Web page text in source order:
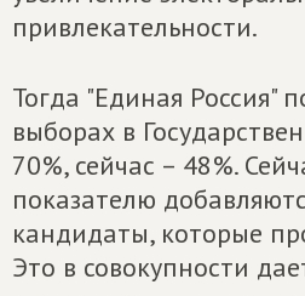
привлекательности.
Тогда "Единая Россия"
выборах в
70%, сейчас – 48%.
показателю
кандидаты, которые
Это в совокупности